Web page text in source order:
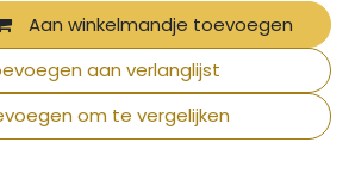
Aan winkelmandje toevoegen
om te vergelijken
aan verlanglijst